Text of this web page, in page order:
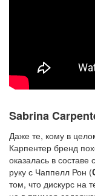
Sabrina
Даже те, кому в
Карпентер бренд
оказалась в
руку с Чаппелл Рон (
том, что дискурс на